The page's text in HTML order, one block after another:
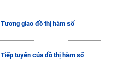
Tương giao đồ thị hàm số
Tiếp tuyến của đồ thị hàm số